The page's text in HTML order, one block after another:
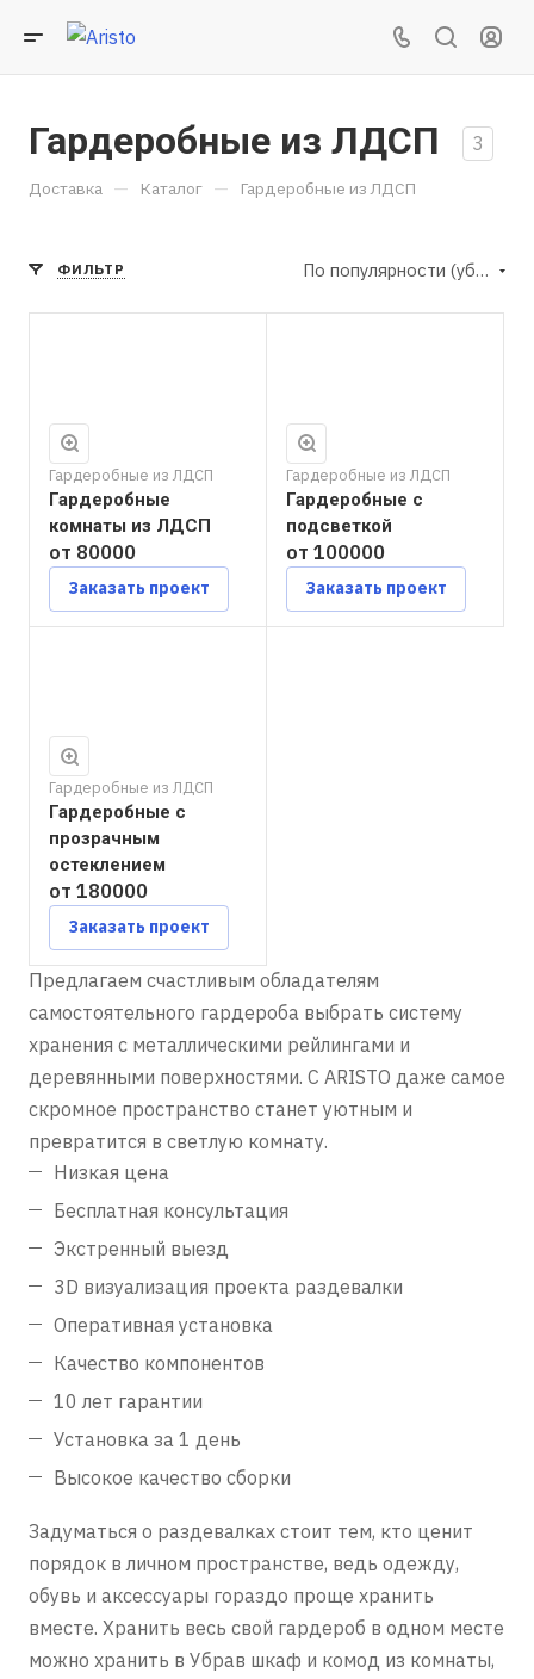
Гардеробные из ЛДСП 3
Доставка — Каталог — Гардеробные из ЛДСП
ФИЛЬТР По популярности (убывание)
Гардеробные из ЛДСП
Гардеробные
комнаты из ЛДСП
от 80000
Заказать проект
Гардеробные из ЛДСП
Гардеробные с
подсветкой
от 100000
Заказать проект
Гардеробные из ЛДСП
Гардеробные с
прозрачным
остеклением
от 180000
Заказать проект
Предлагаем счастливым обладателям
самостоятельного гардероба выбрать систему
хранения с металлическими рейлингами и
деревянными поверхностями. С ARISTO даже самое
скромное пространство станет уютным и
превратится в светлую комнату.
Низкая цена
Бесплатная консультация
Экстренный выезд
3D визуализация проекта раздевалки
Оперативная установка
Качество компонентов
10 лет гарантии
Установка за 1 день
Высокое качество сборки
Задуматься о раздевалках стоит тем, кто ценит
порядок в личном пространстве, ведь одежду,
обувь и аксессуары гораздо проще хранить
вместе. Хранить весь свой гардероб в одном месте
можно хранить в Убрав шкаф и комод из комнаты,